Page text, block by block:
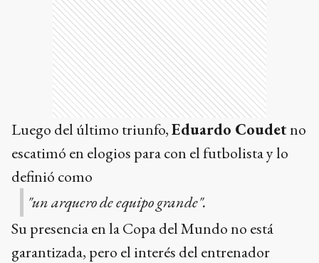
Luego del último triunfo,Eduardo Coudetno
escatimó en elogios para con el futbolista y lo
definió como
"un arquero de equipo grande".
Su presencia en la Copa del Mundo no está
garantizada, pero el interés del entrenador